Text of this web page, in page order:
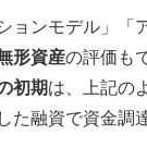
ョンモデル」「
形資産の評価も
初期は、上記の
た融資で資金調